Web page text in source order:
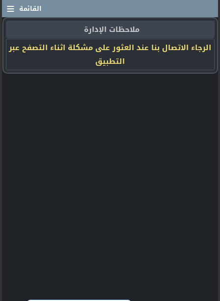
≡ القائمة
ملاحظات الإدارة
الرجاء الاتصال بنا عند العثور على مشكلة اثناء التصفح عبر
التطبيق